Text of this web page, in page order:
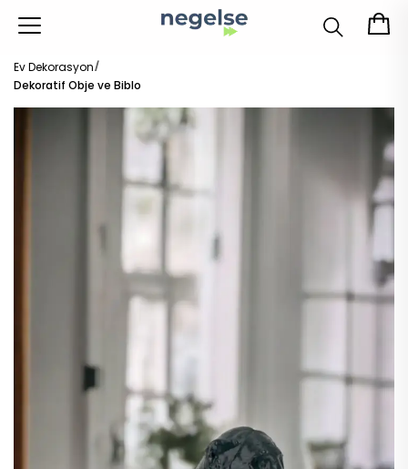
Ev Dekorasyon
Dekoratif Obje ve Biblo